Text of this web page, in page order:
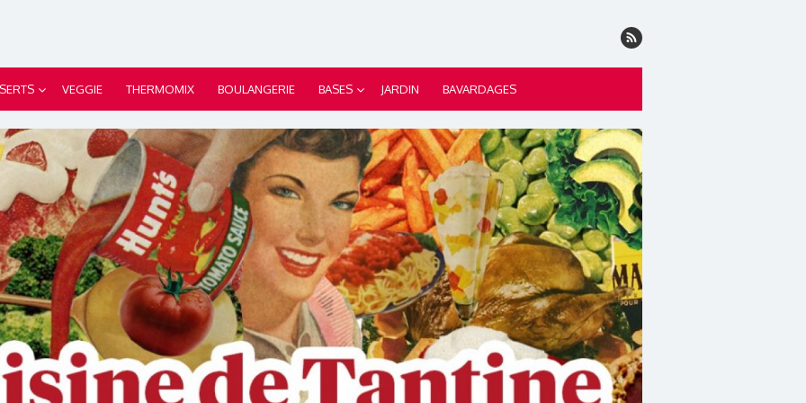
VEGGIE THERMOMIX BOULANGERIE BASES JARDIN BAVARDAGES